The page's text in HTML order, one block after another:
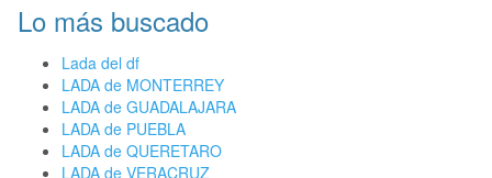
Lo más buscado
Lada del df
LADA de MONTERREY
LADA de GUADALAJARA
LADA de PUEBLA
LADA de QUERETARO
LADA de VERACRUZ